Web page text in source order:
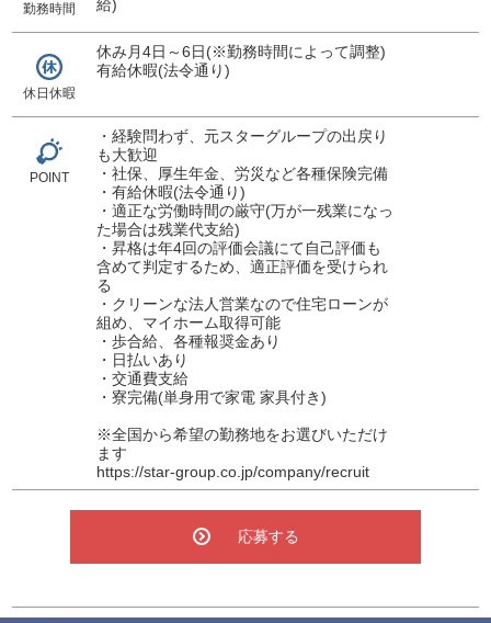
勤務時間 給)
休日休暇
休み月4日～6日(※勤務時間によって調整)
有給休暇(法令通り)
POINT
・経験問わず、元スターグループの出戻り
も大歓迎
・社保、厚生年金、労災など各種保険完備
・有給休暇(法令通り)
・適正な労働時間の厳守(万が一残業になっ
た場合は残業代支給)
・昇格は年4回の評価会議にて自己評価も
含めて判定するため、適正評価を受けられ
る
・クリーンな法人営業なので住宅ローンが
組め、マイホーム取得可能
・歩合給、各種報奨金あり
・日払いあり
・交通費支給
・寮完備(単身用で家電 家具付き)
※全国から希望の勤務地をお選びいただけ
ます
https://star-group.co.jp/company/recruit
応募する